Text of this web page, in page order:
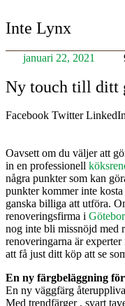
Inte Lynx
januari 22, 2021
Ny touch till ditt
Facebook Twitter LinkedIn
Oavsett om du väljer att
in en professionell
några punkter som kan
punkter kommer inte
ganska billiga att utföra.
renoveringsfirma i
nog inte bli missnöjd med
renoveringarna är
att få just ditt köp att se
En ny färgbeläggning
En ny väggfärg
Med trendfärger , svart